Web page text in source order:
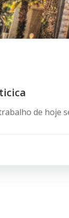
de hoje